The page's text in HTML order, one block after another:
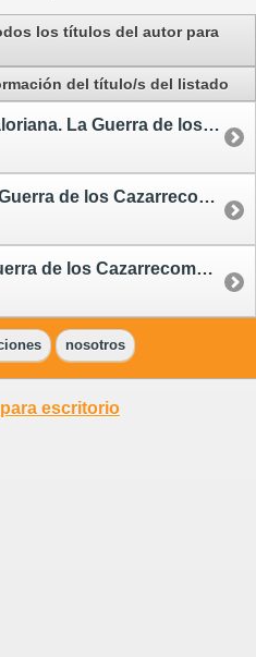
los títulos del autor para
del título/s del listado
La Armadura Mandaloriana. La Guerra de los Cazarrecompensas 1 (de 3)
Mercancía Dura. La Guerra de los Cazarrecompensas 3 (de 3)
Nave Esclava. La Guerra de los Cazarrecompensas 2 (de 3)
nosotros
escritorio